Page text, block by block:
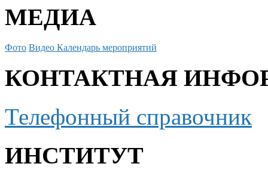
МЕДИА
Фото Видео Календарь мероприятий
КОНТАКТНАЯ
Телефонный справочник
ИНСТИТУТ